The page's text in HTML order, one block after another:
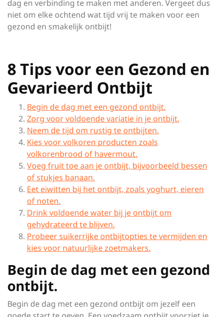
dag en verbinding te maken met anderen. Vergeet dus
niet om elke ochtend wat tijd vrij te maken voor een
gezond en smakelijk ontbijt!
8 Tips voor een Gezond en
Gevarieerd Ontbijt
Begin de dag met een gezond ontbijt.
Zorg voor voldoende variatie in je ontbijt.
Neem de tijd om rustig te ontbijten.
Kies voor volkoren producten zoals
volkorenbrood of havermout.
Voeg fruit toe aan je ontbijt, bijvoorbeeld bessen
of stukjes banaan.
Eet eiwitten bij het ontbijt, zoals yoghurt, eieren
of noten.
Drink voldoende water bij je ontbijt om
gehydrateerd te blijven.
Probeer suikerrijke ontbijtopties te vermijden en
kies voor natuurlijke zoetmakers.
Begin de dag met een gezond
ontbijt.
Begin de dag met een gezond ontbijt om jezelf een